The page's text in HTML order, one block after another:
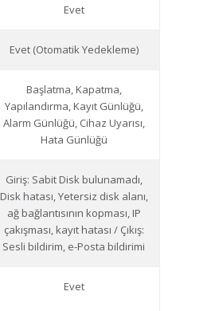
Evet
Evet (Otomatik Yedekleme)
Başlatma, Kapatma,
Yapılandırma, Kayıt Günlüğü,
Alarm Günlüğü, Cihaz Uyarısı,
Hata Günlüğü
Giriş: Sabit Disk bulunamadı,
Disk hatası, Yetersiz disk alanı,
ağ bağlantısının kopması, IP
çakışması, kayıt hatası / Çıkış:
Sesli bildirim, e-Posta bildirimi
Evet